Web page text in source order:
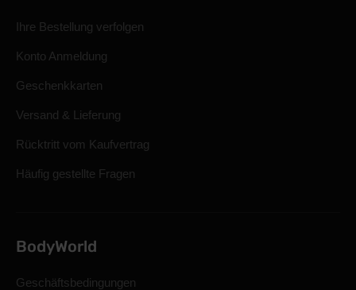
Ihre Bestellung verfolgen
Konto Anmeldung
Geschenkkarten
Versand & Lieferung
Rücktritt vom Kaufvertrag
Häufig gestellte Fragen
BodyWorld
Geschäftsbedingungen